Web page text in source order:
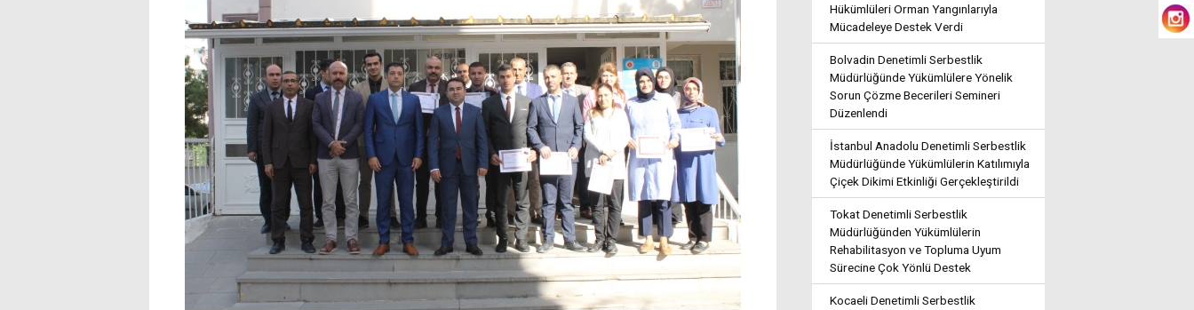
Hükümlüleri Orman Yangınlarıyla
Mücadeleye Destek Verdi
Bolvadin Denetimli Serbestlik
Müdürlüğünde Yükümlülere Yönelik
Sorun Çözme Becerileri Semineri
Düzenlendi
İstanbul Anadolu Denetimli Serbestlik
Müdürlüğünde Yükümlülerin Katılımıyla
Çiçek Dikimi Etkinliği Gerçekleştirildi
Tokat Denetimli Serbestlik
Müdürlüğünden Yükümlülerin
Rehabilitasyon ve Topluma Uyum
Sürecine Çok Yönlü Destek
Kocaeli Denetimli Serbestlik